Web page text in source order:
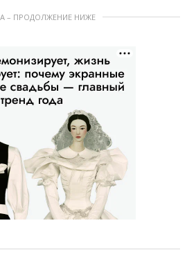
– ПРОДОЛЖЕНИЕ НИЖЕ